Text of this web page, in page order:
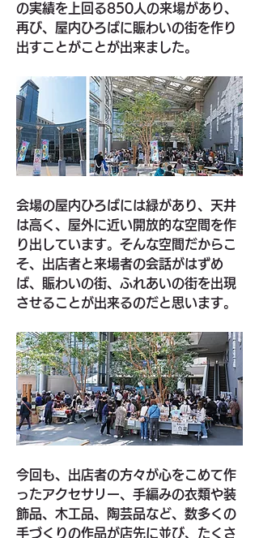
の実績を上回る850人の来場があり、
再び、屋内ひろばに賑わいの街を作り
出すことがことが出来ました。
会場の屋内ひろばには緑があり、天井
は高く、屋外に近い開放的な空間を作
り出しています。そんな空間だからこ
そ、出店者と来場者の会話がはずめ
ば、賑わいの街、ふれあいの街を出現
させることが出来るのだと思います。
今回も、出店者の方々が心をこめて作
ったアクセサリー、手編みの衣類や装
飾品、木工品、陶芸品など、数多くの
手づくりの作品が店先に並び、たくさ